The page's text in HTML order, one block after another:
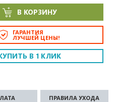
В КОРЗИНУ
ГАРАНТИЯ
ЛУЧШЕЙ ЦЕНЫ!
В 1 КЛИК
ПРАВИЛА УХОДА